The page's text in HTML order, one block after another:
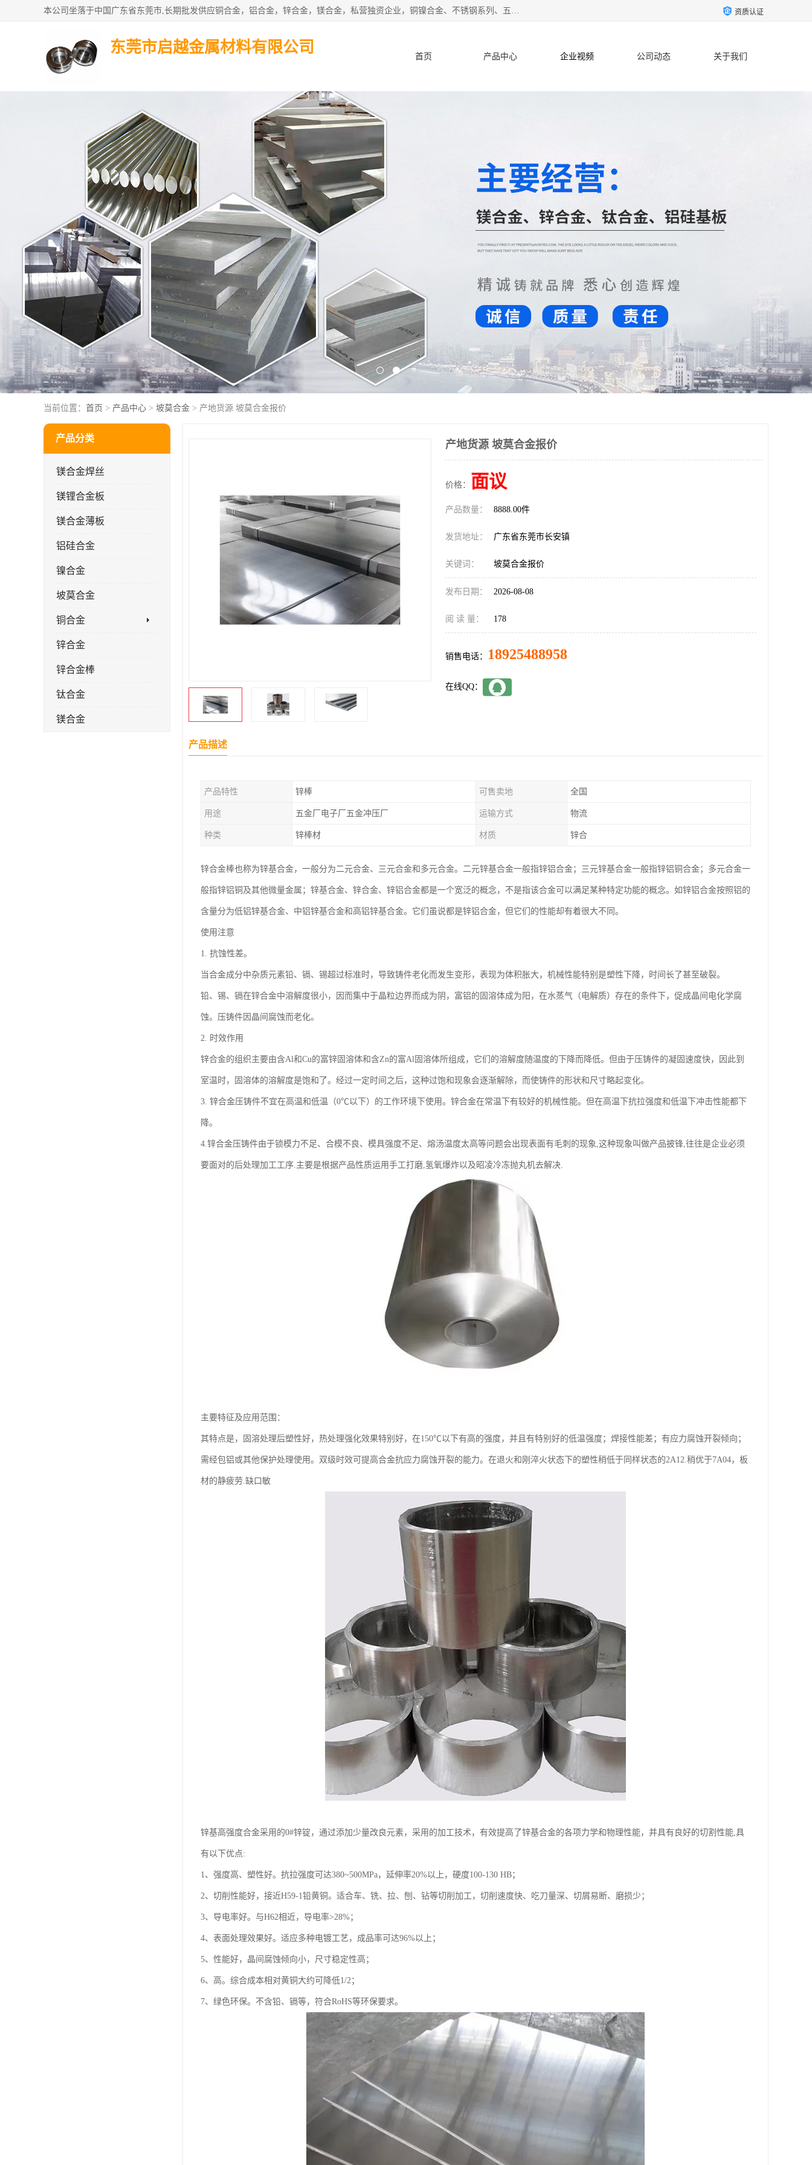
本公司坐落于中国广东省东莞市,长期批发供应铜合金，铝合金，锌合金，镁合金，私营独资企业，铜镍合金、不锈钢系列、五金冲压材料、进口金属材料、钨钢、高速钢、白钢刀、铝系列材料、铝镁合金、锰钢片等，启越是一家经国家相关部门批准注册的企业。公司以雄厚的实力、合理的厂家、优良的服务与多家企业建立了长期的合作关系。欢迎前来参观、考察、洽谈业务。 金属材料...,欢迎惠顾！ 资质认证
东莞市启越金属材料有限公司
首页 产品中心 企业视频 公司动态 关于我们
当前位置： 首页 > 产品中心 > 坡莫合金 > 产地货源 坡莫合金报价
产品分类
镁合金焊丝
镁锂合金板
镁合金薄板
铝硅合金
镍合金
坡莫合金
铜合金
锌合金
锌合金棒
钛合金
镁合金
产地货源 坡莫合金报价
价格： 面议
产品数量： 8888.00件
发货地址： 广东省东莞市长安镇
关键词： 坡莫合金报价
发布日期： 2026-08-08
阅 读 量： 178
销售电话： 18925488958
在线QQ：
产品描述
产品特性 锌棒 可售卖地 全国
用途 五金厂电子厂五金冲压厂 运输方式 物流
种类 锌棒材 材质 锌合
锌合金棒也称为锌基合金，一般分为二元合金、三元合金和多元合金。二元锌基合金一般指锌铝合金；三元锌基合金一般指锌铝铜合金；多元合金一
般指锌铝铜及其他微量金属；锌基合金、锌合金、锌铝合金都是一个宽泛的概念，不是指该合金可以满足某种特定功能的概念。如锌铝合金按照铝的
含量分为低铝锌基合金、中铝锌基合金和高铝锌基合金。它们虽说都是锌铝合金，但它们的性能却有着很大不同。
使用注意
1. 抗蚀性差。
当合金成分中杂质元素铅、镉、锡超过标准时，导致铸件老化而发生变形，表现为体积胀大，机械性能特别是塑性下降，时间长了甚至破裂。
铅、锡、镉在锌合金中溶解度很小，因而集中于晶粒边界而成为阴，富铝的固溶体成为阳，在水蒸气（电解质）存在的条件下，促成晶间电化学腐
蚀。压铸件因晶间腐蚀而老化。
2. 时效作用
锌合金的组织主要由含Al和Cu的富锌固溶体和含Zn的富Al固溶体所组成，它们的溶解度随温度的下降而降低。但由于压铸件的凝固速度快，因此到
室温时，固溶体的溶解度是饱和了。经过一定时间之后，这种过饱和现象会逐渐解除，而使铸件的形状和尺寸略起变化。
3. 锌合金压铸件不宜在高温和低温（0℃以下）的工作环境下使用。锌合金在常温下有较好的机械性能。但在高温下抗拉强度和低温下冲击性能都下
降。
4.锌合金压铸件由于锁模力不足、合模不良、模具强度不足、熔汤温度太高等问题会出现表面有毛刺的现象,这种现象叫做产品披锋,往往是企业必须
要面对的后处理加工工序.主要是根据产品性质运用手工打磨,氢氧爆炸以及昭凌冷冻抛丸机去解决.
主要特征及应用范围：
其特点是，固溶处理后塑性好，热处理强化效果特别好，在150℃以下有高的强度，并且有特别好的低温强度；焊接性能差；有应力腐蚀开裂倾向；
需经包铝或其他保护处理使用。双级时效可提高合金抗应力腐蚀开裂的能力。在退火和刚淬火状态下的塑性稍低于同样状态的2A12.稍优于7A04，板
材的静疲劳.缺口敏
锌基高强度合金采用的0#锌锭，通过添加少量改良元素，采用的加工技术，有效提高了锌基合金的各项力学和物理性能，并具有良好的切割性能,具
有以下优点:
1、强度高、塑性好。抗拉强度可达380~500MPa，延伸率20%以上，硬度100-130 HB；
2、切削性能好，接近H59-1铅黄铜。适合车、铣、拉、刨、钻等切削加工，切削速度快、吃刀量深、切屑易断、磨损少；
3、导电率好。与H62相近，导电率>28%；
4、表面处理效果好。适应多种电镀工艺，成品率可达96%以上；
5、性能好，晶间腐蚀倾向小，尺寸稳定性高；
6、高。综合成本相对黄铜大约可降低1/2；
7、绿色环保。不含铅、镉等，符合RoHS等环保要求。